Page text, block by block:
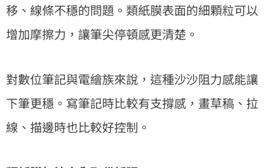
移、線條不穩的問題。類紙膜表面的細顆粒可以
增加摩擦力，讓筆尖停頓感更清楚。
對數位筆記與電繪族來說，這種沙沙阻力感能讓
下筆更穩。寫筆記時比較有支撐感，畫草稿、拉
線、描邊時也比較好控制。